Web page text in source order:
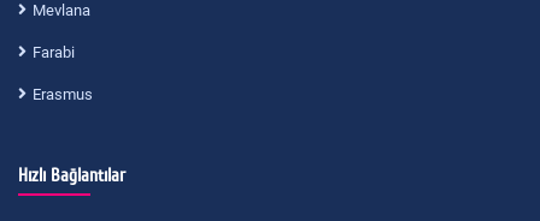
Mevlana
Farabi
Erasmus
Hızlı Bağlantılar